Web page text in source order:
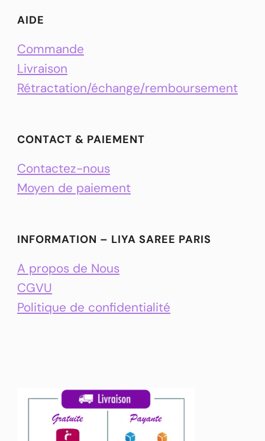
AIDE
Commande
Livraison
Rétractation/échange/remboursement
CONTACT & PAIEMENT
Contactez-nous
Moyen de paiement
INFORMATION – LIYA SAREE PARIS
A propos de Nous
CGVU
Politique de confidentialité